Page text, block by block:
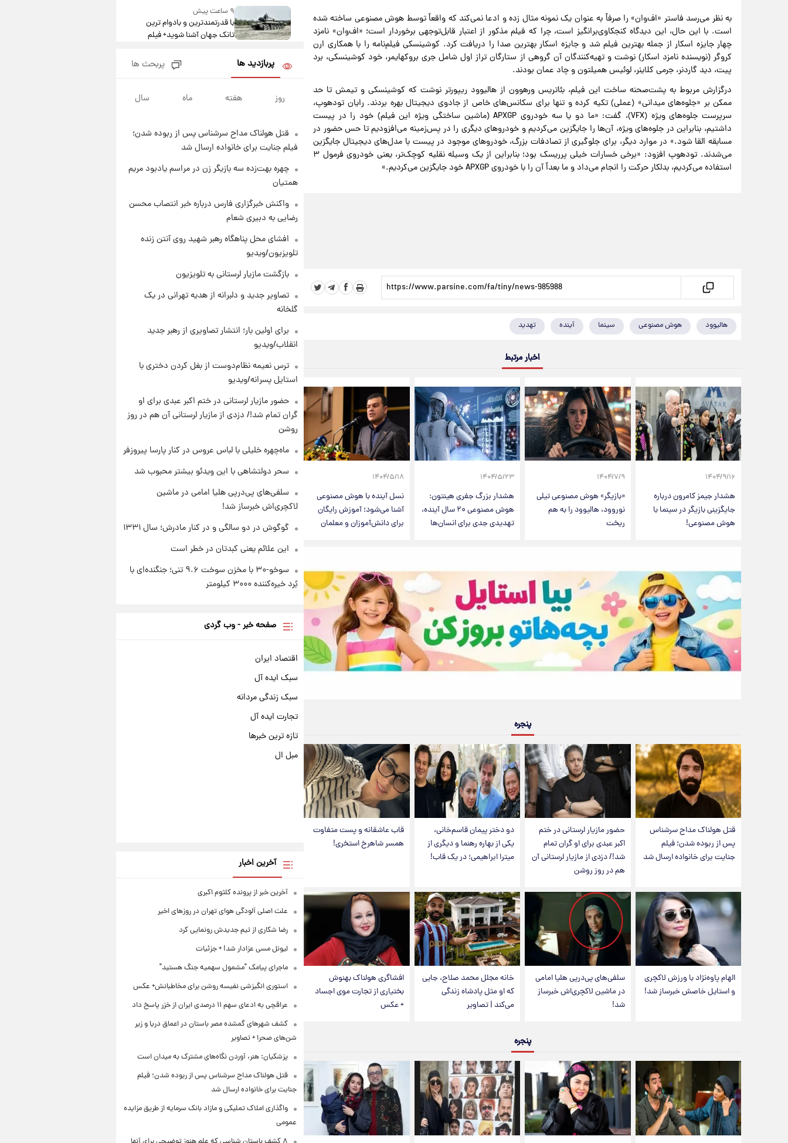
به نظر می‌رسد فاستر «اف‌وان» را صرفاً به عنوان یک نمونه مثال زده و ادعا نمی‌کند که واقعاً توسط هوش مصنوعی ساخته شده
است. با این حال، این دیدگاه کنجکاوی‌برانگیز است، چرا که فیلم مذکور از اعتبار قابل‌توجهی برخوردار است؛ «اف‌وان» نامزد
چهار جایزه اسکار از جمله بهترین فیلم شد و جایزه اسکار بهترین صدا را دریافت کرد. کوشینسکی فیلم‌نامه را با همکاری ارن
کروگر (نویسنده نامزد اسکار) نوشت و تهیه‌کنندگان آن گروهی از ستارگان تراز اول شامل جری بروکهایمر، خود کوشینسکی، برد
پیت، دید گاردنر، جرمی کلاینر، لوئیس همیلتون و چاد عمان بودند.
درگزارش مربوط به پشت‌صحنه ساخت این فیلم، بئاتریس ورهوون از هالیوود ریپورتر نوشت که کوشینسکی و تیمش تا حد
ممکن بر «جلوه‌های میدانی» (عملی) تکیه کرده و تنها برای سکانس‌های خاص از جادوی دیجیتال بهره بردند. رایان تودهوپ،
سرپرست جلوه‌های ویژه (VFX)، گفت: «ما دو یا سه خودروی APXGP (ماشین ساختگی ویژه این فیلم) خود را در پیست
داشتیم، بنابراین در جلوه‌های ویژه، آن‌ها را جایگزین می‌کردیم و خودروهای دیگری را در پس‌زمینه می‌افزودیم تا حس حضور در
مسابقه القا شود.» در موارد دیگر، برای جلوگیری از تصادفات بزرگ، خودروهای موجود در پیست با مدل‌های دیجیتال جایگزین
می‌شدند. تودهوپ افزود: «برخی خسارات خیلی پرریسک بود؛ بنابراین از یک وسیله نقلیه کوچک‌تر، یعنی خودروی فرمول ۳
استفاده می‌کردیم، بدلکار حرکت را انجام می‌داد و ما بعداً آن را با خودروی APXGP خود جایگزین می‌کردیم.»
هالیوود هوش مصنوعی سینما آینده تهدید
اخبار مرتبط
۱۴۰۴/۹/۱۶
هشدار جیمز کامرون درباره
جایگزینی بازیگر در سینما با
هوش مصنوعی!
۱۴۰۴/۷/۹
«بازیگر» هوش مصنوعی تیلی
نوروود، هالیوود را به هم
ریخت
۱۴۰۴/۵/۲۳
هشدار بزرگ جفری هینتون:
هوش مصنوعی ۲۰ سال آینده،
تهدیدی جدی برای انسان‌ها
۱۴۰۴/۵/۱۸
نسل آینده با هوش مصنوعی
آشنا می‌شود؛ آموزش رایگان
برای دانش‌آموزان و معلمان
پنجره
قتل هولناک مداح سرشناس
پس از ربوده شدن؛ فیلم
جنایت برای خانواده ارسال شد
حضور مازیار لرستانی در ختم
اکبر عبدی برای او گران تمام
شد!/ دزدی از مازیار لرستانی آن
هم در روز روشن
دو دختر پیمان قاسم‌خانی،
یکی از بهاره رهنما و دیگری از
میترا ابراهیمی؛ در یک قاب!
قاب عاشقانه و پست متفاوت
همسر شاهرخ استخری!
الهام پاوه‌نژاد با ورزش لاکچری
و استایل خاصش خبرساز شد!
سلفی‌های پی‌درپی هلیا امامی
در ماشین لاکچری‌اش خبرساز
شد!
خانه مجلل محمد صلاح، جایی
که او مثل پادشاه زندگی
می‌کند | تصاویر
افشاگری هولناک بهنوش
بختیاری از تجارت موی اجساد
+ عکس
پنجره
۹ ساعت پیش
با قدرتمندترین و بادوام ترین
تانک جهان آشنا شوید+ فیلم
قیمت طلا ۱۸عیار امروز شنبه ۱۷
مرداد ۱۴۰۵ +جدول
۱۰ ساعت پیش
۲۳ ساعت پیش
یک پیش ‌بینی مهم برای قیمت
دلار، طلا و سکه شنبه ۱۷ مرداد
۱۴۰۵
مقصد اروپا این تیم را ترک کرد!
پربازدید ها پربحث ها
روز هفته ماه سال
قتل هولناک مداح سرشناس پس از ربوده شدن؛
فیلم جنایت برای خانواده ارسال شد
چهره بهت‌زده سه بازیگر زن در مراسم یادبود مریم
همتیان
واکنش خبرگزاری فارس درباره خبر انتصاب محسن
رضایی به دبیری شعام
افشای محل پناهگاه‌ رهبر شهید روی آنتن زنده
تلویزیون/ویدیو
بازگشت مازیار لرستانی به تلویزیون
تصاویر جدید و دلبرانه از هدیه تهرانی در یک
گلخانه
برای اولین بار؛ انتشار تصاویری از رهبر جدید
انقلاب/ویدیو
ترس نعیمه نظام‌دوست از بغل کردن دختری با
استایل پسرانه/ویدیو
حضور مازیار لرستانی در ختم اکبر عبدی برای او
گران تمام شد!/ دزدی از مازیار لرستانی آن هم در روز
روشن
ماه‌چهره خلیلی با لباس عروس در کنار پارسا پیروزفر
سحر دولتشاهی با این ویدئو بیشتر محبوب شد
سلفی‌های پی‌درپی هلیا امامی در ماشین
لاکچری‌اش خبرساز شد!
گوگوش در دو سالگی و در کنار مادرش؛ سال ۱۳۳۱
این علائم یعنی کبدتان در خطر است
سوخو-۳۰ با مخزن سوخت ۹.۶ تنی؛ جنگنده‌ای با
بُرد خیره‌کننده ۳۰۰۰ کیلومتر
صفحه خبر - وب گردی
اقتصاد ایران
سبک ایده آل
سبک زندگی مردانه
تجارت ایده آل
تازه ترین خبرها
مبل ال
آخرین اخبار
آخرین خبر از پرونده کلثوم اکبری
علت اصلی آلودگی هوای تهران در روزهای اخیر
رضا شکاری از تیم جدیدش رونمایی کرد
لیونل مسی عزادار شد! + جزئیات
ماجرای پیامک "مشمول سهمیه جنگ هستید"
استوری انگیزشی نفیسه روشن برای مخاطبانش+ عکس
عراقچی به ادعای سهم ۱۱ درصدی ایران از خزر پاسخ داد
کشف شهرهای گمشده مصر باستان در اعماق دریا و زیر
شن‌های صحرا + تصاویر
پزشکیان: هنر، آوردن نگاه‌های مشترک به میدان است
قتل هولناک مداح سرشناس پس از ربوده شدن؛ فیلم
جنایت برای خانواده ارسال شد
واگذاری املاک تملیکی و مازاد بانک سرمایه از طریق مزایده
عمومی